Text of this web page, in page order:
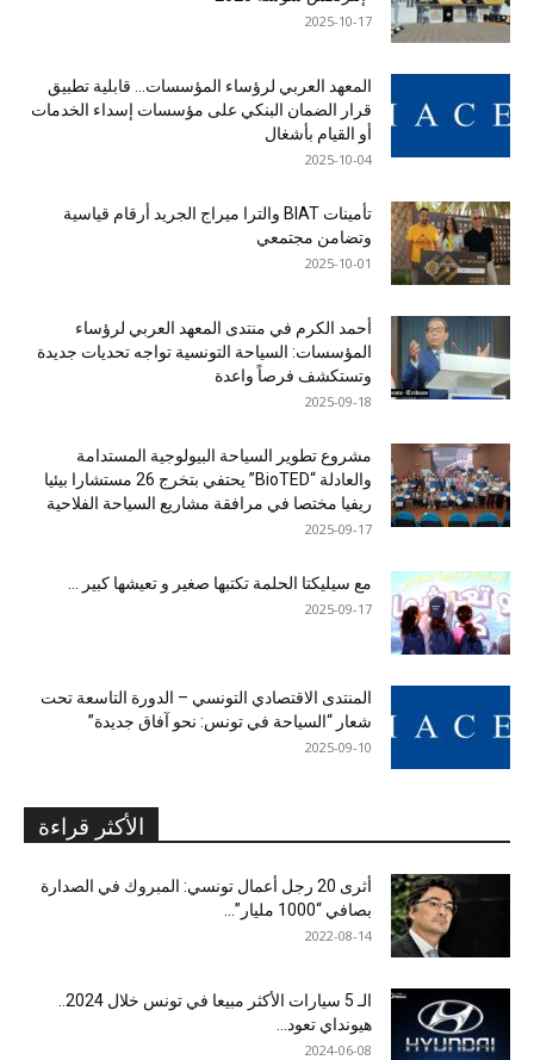
2025-10-17
المعهد العربي لرؤساء المؤسسات… قابلية تطبيق
قرار الضمان البنكي على مؤسسات إسداء الخدمات
أو القيام بأشغال
2025-10-04
تأمينات BIAT والترا ميراج الجريد أرقام قياسية
وتضامن مجتمعي
2025-10-01
أحمد الكرم في منتدى المعهد العربي لرؤساء
المؤسسات: السياحة التونسية تواجه تحديات جديدة
وتستكشف فرصاً واعدة
2025-09-18
مشروع تطوير السياحة البيولوجية المستدامة
والعادلة “BioTED” يحتفي بتخرج 26 مستشارا بيئيا
ريفيا مختصا في مرافقة مشاريع السياحة الفلاحية
2025-09-17
مع سيليكتا الحلمة تكتبها صغير و تعيشها كبير …
2025-09-17
المنتدى الاقتصادي التونسي – الدورة التاسعة تحت
شعار “السياحة في تونس: نحو آفاق جديدة”
2025-09-10
الأكثر قراءة
أثرى 20 رجل أعمال تونسي: المبروك في الصدارة
بصافي “1000 مليار”...
2022-08-14
هيونداي تعود...
2024-06-08